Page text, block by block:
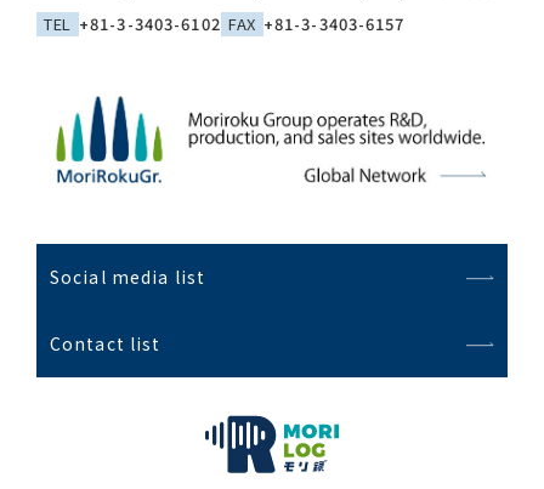
TEL
+81-3-3403-6102 FAX +81-3-3403-6157
Social media list
Contact list